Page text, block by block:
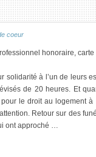
coeur
honoraire,
à l’un de leurs
de 20 heures. Et
le droit au logement à
Retour sur des
ont approché …